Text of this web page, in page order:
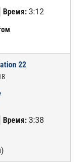
Время:3:12
22
Время:3:38